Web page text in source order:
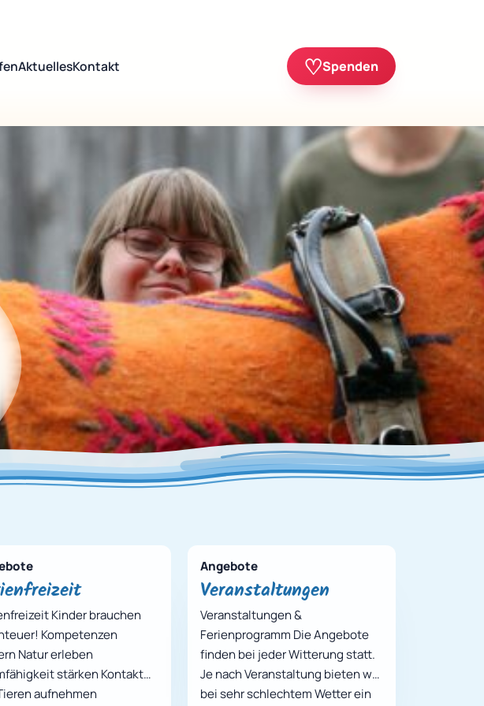
AktuellesKontakt ♡Spenden
Kinder brauchen
Kompetenzen
Natur erleben
stärken Kontakt
aufnehmen
Angebote
Veranstaltungen
Veranstaltungen &
Ferienprogramm Die Angebote
finden bei jeder Witterung statt.
Je nach Veranstaltung bieten wir
bei sehr schlechtem Wetter ein